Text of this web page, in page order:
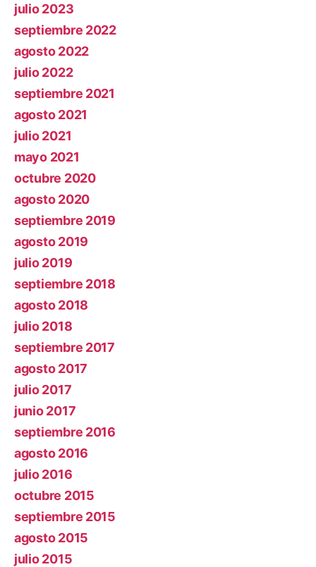
julio 2023
septiembre 2022
agosto 2022
julio 2022
septiembre 2021
agosto 2021
julio 2021
mayo 2021
octubre 2020
agosto 2020
septiembre 2019
agosto 2019
julio 2019
septiembre 2018
agosto 2018
julio 2018
septiembre 2017
agosto 2017
julio 2017
junio 2017
septiembre 2016
agosto 2016
julio 2016
octubre 2015
septiembre 2015
agosto 2015
julio 2015